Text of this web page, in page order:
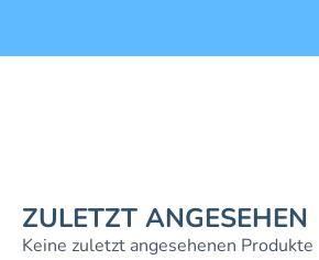
ZULETZT ANGESEHEN
Keine zuletzt angesehenen Produkte